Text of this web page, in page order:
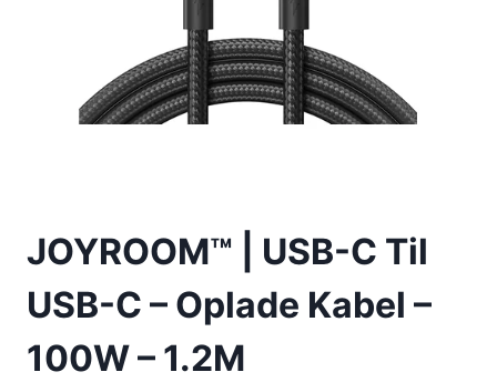
JOYROOM™ | USB-C Til
USB-C – Oplade Kabel –
100W – 1.2M